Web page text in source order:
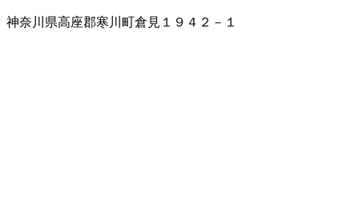
神奈川県高座郡寒川町倉見１９４２－１